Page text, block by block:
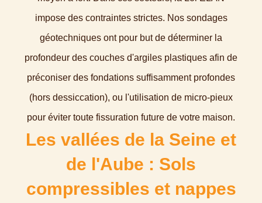
impose des contraintes strictes. Nos sondages
géotechniques ont pour but de déterminer la
profondeur des couches d'argiles plastiques afin de
préconiser des fondations suffisamment profondes
(hors dessiccation), ou l'utilisation de micro-pieux
pour éviter toute fissuration future de votre maison.
Les vallées de la Seine et
de l'Aube : Sols
compressibles et nappes